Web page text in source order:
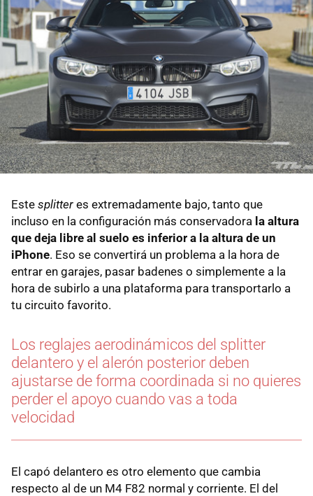
Este splitter es extremadamente bajo, tanto que
incluso en la configuración más conservadora la altura
que deja libre al suelo es inferior a la altura de un
iPhone. Eso se convertirá un problema a la hora de
entrar en garajes, pasar badenes o simplemente a la
hora de subirlo a una plataforma para transportarlo a
tu circuito favorito.
Los reglajes aerodinámicos del splitter
delantero y el alerón posterior deben
ajustarse de forma coordinada si no quieres
perder el apoyo cuando vas a toda
velocidad
El capó delantero es otro elemento que cambia
respecto al de un M4 F82 normal y corriente. El del